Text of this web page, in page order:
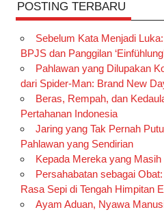
POSTING TERBARU
Sebelum Kata Menjadi
BPJS dan Panggilan
Pahlawan yang Dilupakan
dari Spider-Man: Brand New
Beras, Rempah, dan
Pertahanan Indonesia
Jaring yang Tak Pernah
Pahlawan yang Sendirian
Kepada Mereka yang
Persahabatan sebagai
Rasa Sepi di Tengah Himpitan
Ayam Aduan, Nyawa